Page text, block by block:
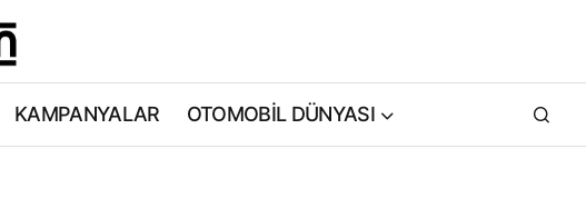
KAMPANYALAR OTOMOBİL DÜNYASI